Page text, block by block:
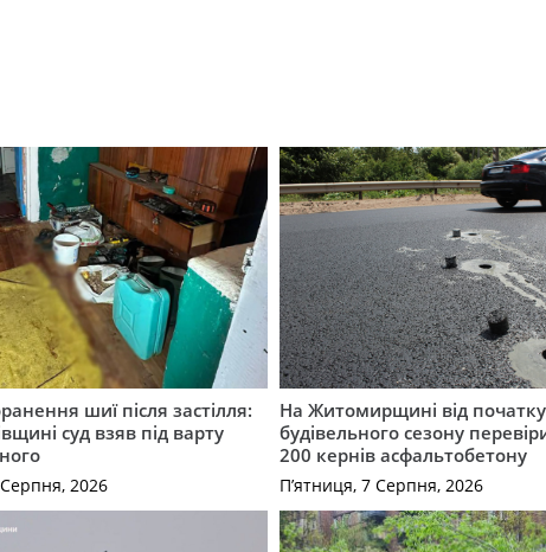
шиї після застілля:
суд взяв під варту
2026
На Житомирщині від початку
будівельного сезону
200 кернів асфальтобетону
П’ятниця, 7 Серпня, 2026